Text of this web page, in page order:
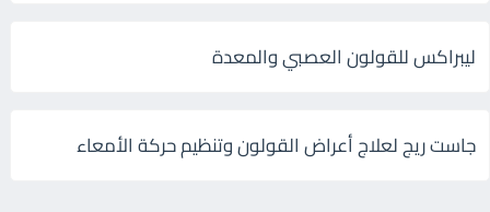
ليبراكس للقولون العصبي والمعدة
جاست ريج لعلاج أعراض القولون وتنظيم حركة الأمعاء